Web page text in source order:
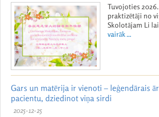
Tuvojoties
praktizētāji no
Skolotājam Li
vairāk ...
Gars un matērija ir vienoti – leģendārais
pacientu, dziedinot viņa sirdi
2025-12-25